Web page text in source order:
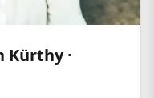
Kürthy ·